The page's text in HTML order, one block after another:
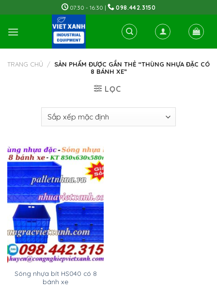
to
content
07:30 - 16:30 | 098.442.3150
TRANG CHỦ / SẢN PHẨM ĐƯỢC GẮN THẺ “THÙNG NHỰA ĐẶC CÓ
8 BÁNH XE”
LỌC
Sóng nhựa bít HS040 có 8
bánh xe